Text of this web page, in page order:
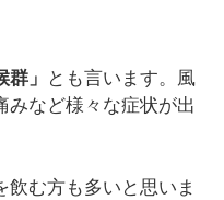
群」
とも言います。風
みなど様々な症状が出
飲む方も多いと思いま